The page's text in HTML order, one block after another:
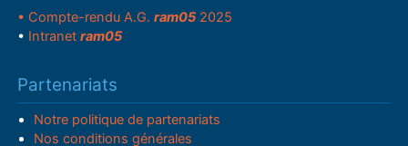
• Compte-rendu A.G.ram05 2025
• Intranetram05
Partenariats
Notre politique de partenariats
Nos conditions générales